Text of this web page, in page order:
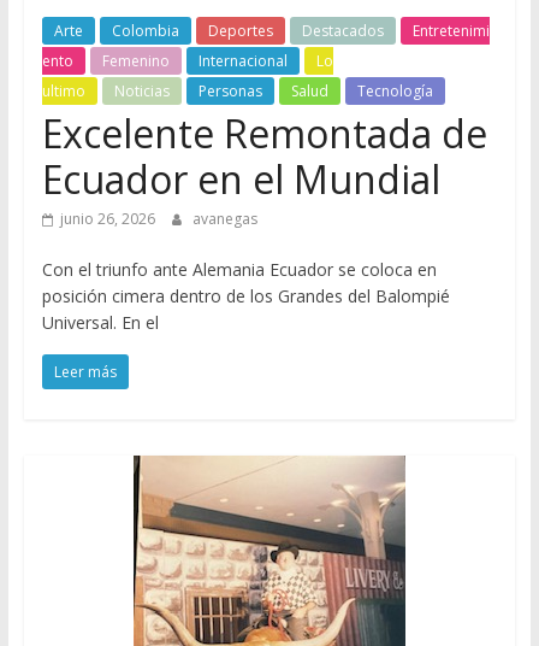
Arte Colombia Deportes Destacados
Entretenimi
ento
Femenino Internacional
Lo
ultimo
Noticias Personas Salud Tecnología
Excelente Remontada de
Ecuador en el Mundial
junio 26, 2026 avanegas
Con el triunfo ante Alemania Ecuador se coloca en
posición cimera dentro de los Grandes del Balompié
Universal. En el
Leer más